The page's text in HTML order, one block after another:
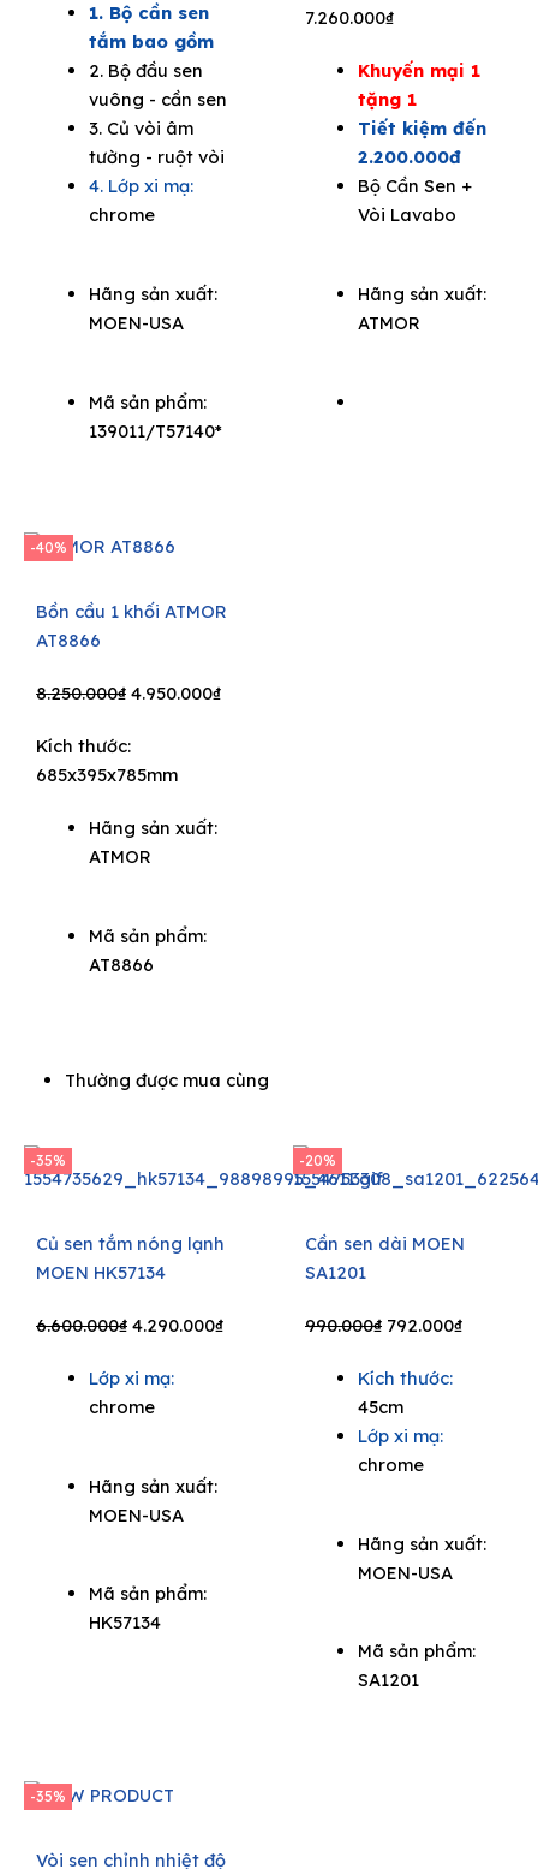
was:
9.680.000₫.
1. Bộ cần sen
tắm bao gồm
2. Bộ đầu sen
vuông - cần sen
3. Củ vòi âm
tường - ruột vòi
4. Lớp xi mạ:
chrome
Hãng sản xuất:
MOEN-USA
Mã sản phẩm:
139011/T57140*
7.260.000₫
Khuyến mại 1
tặng 1
Tiết kiệm đến
2.200.000đ
Bộ Cần Sen +
Vòi Lavabo
Hãng sản xuất:
ATMOR
-40%
Bồn cầu 1 khối ATMOR
AT8866
8.250.000₫ Original
was:
8.250.000₫.
4.950.000₫Current
Kích thước:
685x395x785mm
Hãng sản xuất:
ATMOR
Mã sản phẩm:
AT8866
Thường được mua cùng
-35%
Củ sen tắm nóng lạnh
MOEN HK57134
6.600.000₫ Original
was:
6.600.000₫.
4.290.000₫Current
Lớp xi mạ:
chrome
Hãng sản xuất:
MOEN-USA
Mã sản phẩm:
HK57134
-20%
Cần sen dài MOEN
SA1201
990.000₫ Original
was:
990.000₫.
792.000₫Current
Kích thước:
45cm
Lớp xi mạ:
chrome
Hãng sản xuất:
MOEN-USA
Mã sản phẩm:
SA1201
-35%
Vòi sen chỉnh nhiệt độ